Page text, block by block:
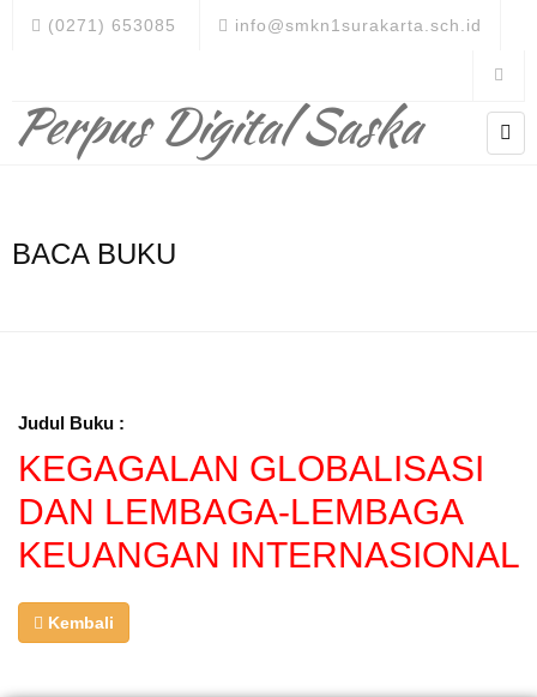
(0271) 653085 info@smkn1surakarta.sch.id
Perpus Digital Saska
BACA BUKU
Judul Buku :
KEGAGALAN GLOBALISASI
DAN LEMBAGA-LEMBAGA
KEUANGAN INTERNASIONAL
Kembali